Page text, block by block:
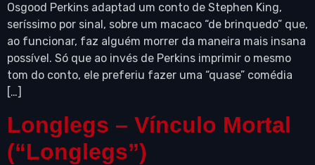
Osgood Perkins adaptad um conto de Stephen King,
seríssimo por sinal, sobre um macaco “de brinquedo” que,
ao funcionar, faz alguém morrer da maneira mais insana
possível. Só que ao invés de Perkins imprimir o mesmo
tom do conto, ele preferiu fazer uma “quase” comédia
[…]
Longlegs – Vínculo Mortal
(“Longlegs”)